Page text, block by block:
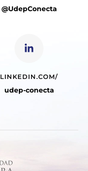
@UdepConecta
LINKEDIN.COM/
udep-conecta